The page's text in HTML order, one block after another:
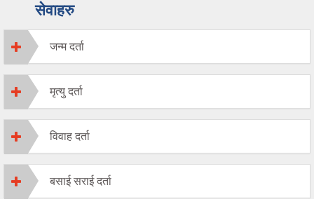
सेवाहरु
जन्म दर्ता
मृत्यु दर्ता
विवाह दर्ता
बसाई सराई दर्ता